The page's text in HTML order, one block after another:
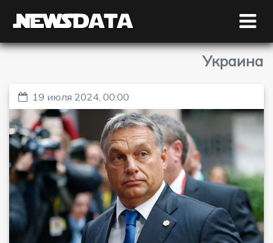
Украина
19 июля 2024, 00:00